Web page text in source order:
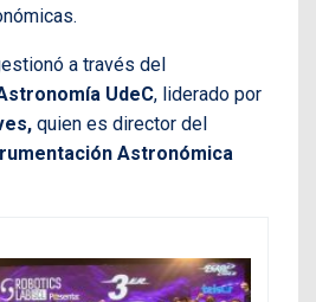
a través del
UdeC, liderado por
quien es director del
Astronómica